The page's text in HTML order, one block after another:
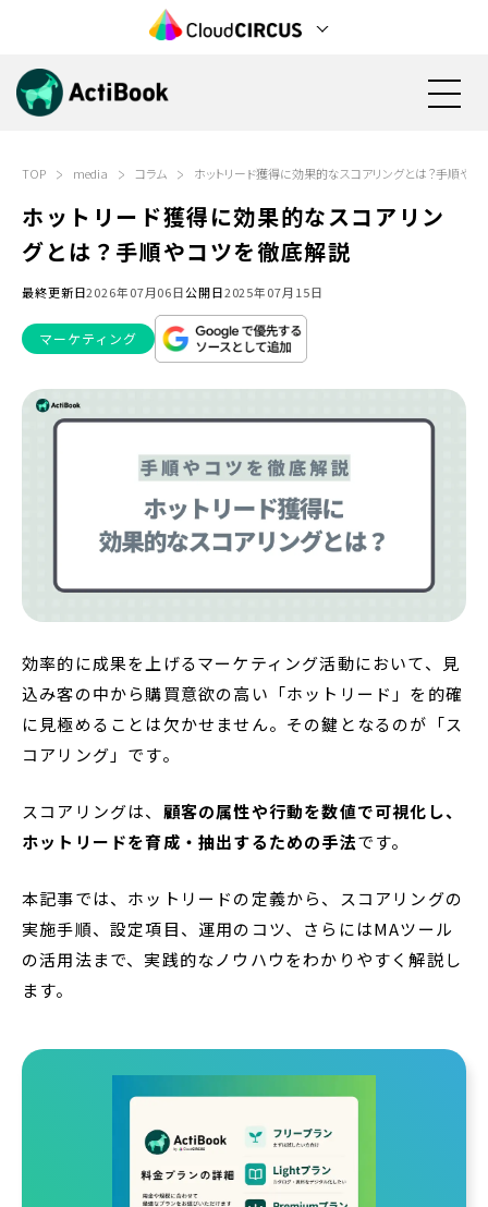
資料請求 無料で始める
機能
検討状況の見える化(営業活動)
電子カタログ/Web社内報
仕様・料金をチェック！
概要資料をもらう
導入事例
フリープラン
コラム・セミナー
TOP media コラム ホットリード獲得に効果的なスコアリングとは？手順や
ホットリード獲得に効果的なスコアリン
グとは？手順やコツを徹底解説
最終更新日2026年07月06日公開日2025年07月15日
マーケティング
効率的に成果を上げるマーケティング活動において、見
込み客の中から購買意欲の高い「ホットリード」を的確
に見極めることは欠かせません。その鍵となるのが「ス
コアリング」です。
スコアリングは、 顧客の属性や行動を数値で可視化し、
ホットリードを育成・抽出するための手法です。
本記事では、ホットリードの定義から、スコアリングの
実施手順、設定項目、運用のコツ、さらにはMAツール
の活用法まで、実践的なノウハウをわかりやすく解説し
ます。